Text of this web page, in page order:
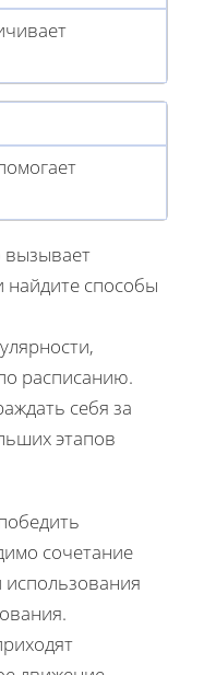
вызывает
способы
расписанию.
себя за
этапов
сочетание